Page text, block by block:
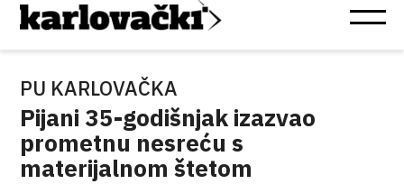
PU KARLOVAČKA
Pijani 35-godišnjak izazvao
prometnu nesreću s
materijalnom štetom